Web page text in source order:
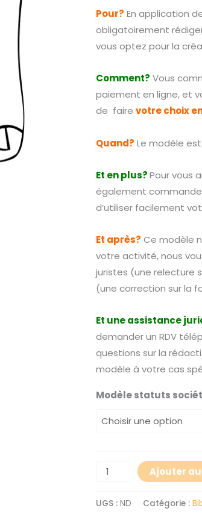
Pour? En application
obligatoirement
vous optez pour la
Comment? Vous
paiement en ligne, et
de faire votre choix
Quand? Le modèle
Et en plus?Pour vous
également
d’utiliser facilement
Et après? Ce modèle
votre activité, nous
juristes (une relecture
(une correction sur la
Et une assistance
demander un RDV
questions sur la
modèle à votre cas
Modèle statuts
Ajouter
UGS : ND Catégorie :